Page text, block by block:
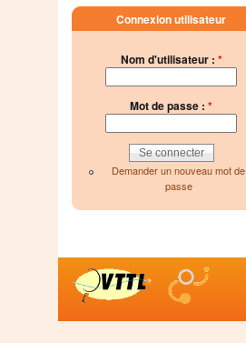
Connexion utilisateur
Nom d'utilisateur : *
Mot de passe :*
Demander un nouveau mot de
passe